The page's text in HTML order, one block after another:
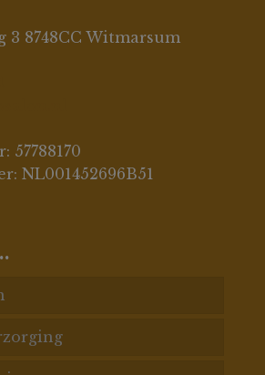
3 8748CC Witmarsum
57788170
NL001452696B51
behandelingen